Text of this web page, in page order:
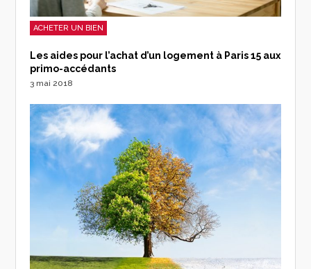
ACHETER UN BIEN
Les aides pour l’achat d’un logement à Paris 15 aux
primo-accédants
3 mai 2018